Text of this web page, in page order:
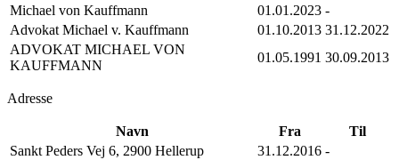
Michael von Kauffmann
01.01.2023 -
Advokat Michael v. Kauffmann
01.10.2013 31.12.2022
ADVOKAT MICHAEL VON
KAUFFMANN
01.05.1991 30.09.2013
Adresse
Navn Fra
Til
Sankt Peders Vej 6, 2900 Hellerup
31.12.2016 -